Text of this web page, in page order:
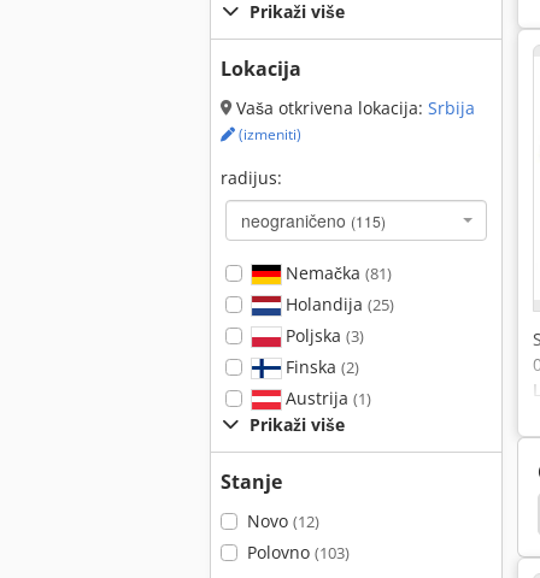
Prikaži više
Lokacija
Vaša otkrivena lokacija: Srbija
(izmeniti)
radijus:
neograničeno (115)
Nemačka (81)
Holandija (25)
Poljska (3)
Finska (2)
Austrija (1)
Prikaži više
Stanje
Novo (12)
Polovno (103)
Superwinch Vitlo